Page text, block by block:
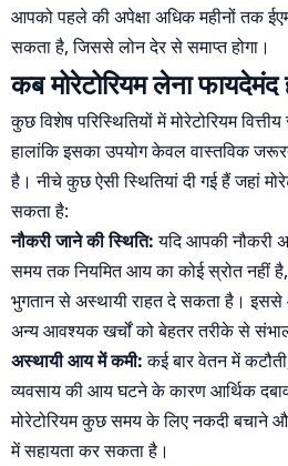
आपको पहले की अपेक्षा अधिक महीनों तक
सकता है, जिससे लोन देर से समाप्त होगा।
कब मोरेटोरियम लेना
कुछ विशेष परिस्थितियों में मोरेटोरियम
हालांकि इसका उपयोग केवल वास्तविक
है। नीचे कुछ ऐसी स्थितियां दी गई हैं जहां
सकता है:
नौकरी जाने की स्थिति:यदि आपकी नौकरी
समय तक नियमित आय का कोई स्रोत नहीं
भुगतान से अस्थायी राहत दे सकता है।
अन्य आवश्यक खर्चों को बेहतर तरीके से
अस्थायी आय में कमी:कई बार वेतन में
व्यवसाय की आय घटने के कारण आर्थिक
मोरेटोरियम कुछ समय के लिए नकदी बचाने
में सहायता कर सकता है।